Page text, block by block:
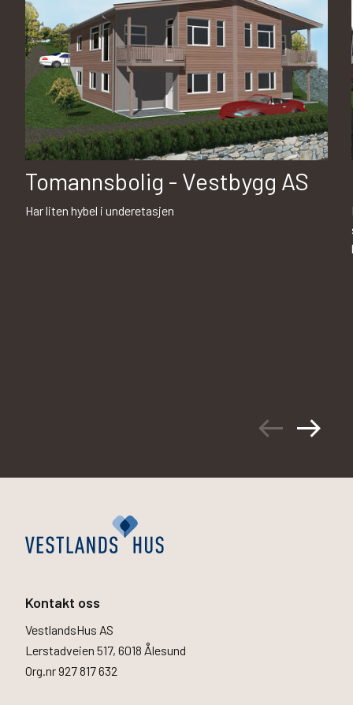
Tomannsbolig - Vestbygg AS
Har liten hybel i underetasjen
arrow_left_alt arrow_right_alt
Kontakt oss
VestlandsHus AS
Lerstadveien 517, 6018 Ålesund
Org.nr 927 817 632